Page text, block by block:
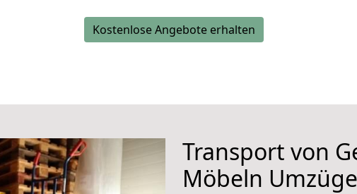
Kostenlose Angebote erhalten
Transport von
Möbeln